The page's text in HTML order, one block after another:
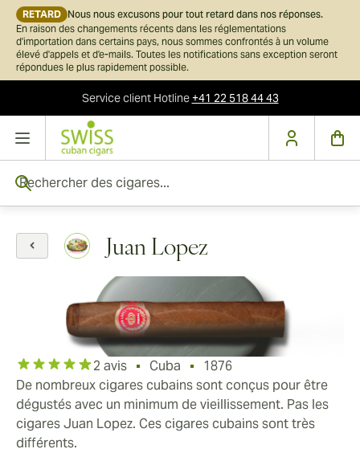
RETARD Nous nous excusons pour tout retard dans nos réponses.
En raison des changements récents dans les réglementations
d'importation dans certains pays, nous sommes confrontés à un volume
élevé d'appels et d'e-mails. Toutes les notifications sans exception seront
répondues le plus rapidement possible.
Service clientHotline+41 22 518 44 43
Skip to Content
Juan Lopez
2 avis Cuba
1876
De nombreux cigares cubains sont conçus pour être
dégustés avec un minimum de vieillissement. Pas les
cigares Juan Lopez. Ces cigares cubains sont très
différents.